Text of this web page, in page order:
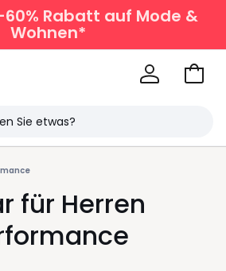
-60% Rabatt auf Mode &
Wohnen*
Zum
für Herren